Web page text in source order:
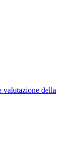
valutazione della